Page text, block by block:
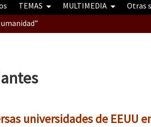
TEMAS MULTIMEDIA Otras
universidades de EEUU